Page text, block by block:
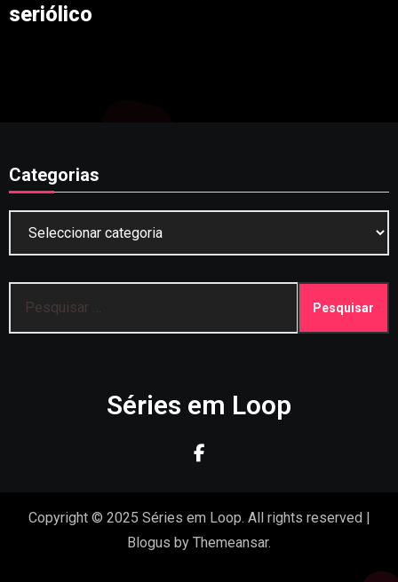
seriólico
Categorias
por:
Séries em Loop
Copyright © 2025 Séries em Loop. All rights reserved |
Blogus by Themeansar.